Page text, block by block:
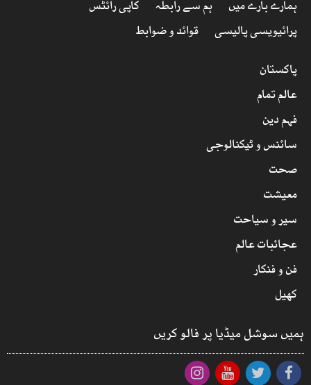
ہمارے بارے میں ہم سے رابطہ
کاپی رائٹس
پرائیویسی پالیسی
قوائد و ضوابط
پاکستان
عالم تمام
فہم دین
سائنس و ٹیکنالوجی
صحت
معیشت
سیر و سیاحت
عجائبات عالم
فن و فنکار
کھیل
ہمیں سوشل میڈیا پر فالو کریں